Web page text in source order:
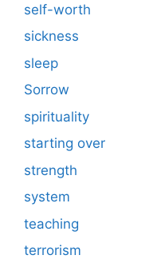
self-worth
sickness
sleep
Sorrow
spirituality
starting over
strength
system
teaching
terrorism